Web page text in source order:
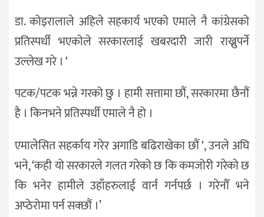
डा. कोइरालाले अहिले सहकार्य भएको एमाले नै कांग्रेसको
प्रतिस्पर्धी भएकोले सरकारलाई खबरदारी जारी राख्नुपर्ने
उल्लेख गरे । ‘
पटक/पटक भन्ने गरको छु । हामी सत्तामा छौं, सरकारमा छैनौं
है । किनभने प्रतिस्पर्धी एमाले नै हो ।
एमालेसित सहर्काय गरेर अगाडि बढिराखेका छौं ‘, उनले अघि
भने, ‘कही यो सरकारले गलत गरेको छ कि कमजोरी गरेको छ
कि भनेर हामीले उहाँहरुलाई वार्न गर्नपर्छ । गरेनौँ भने
अप्ठेरोमा पर्न सक्छौं ।’